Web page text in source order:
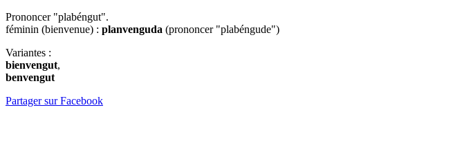
Prononcer "plabéngut".
féminin (bienvenue) : planvenguda (prononcer "plabéngude")
Variantes :
bienvengut,
benvengut
Partager sur Facebook